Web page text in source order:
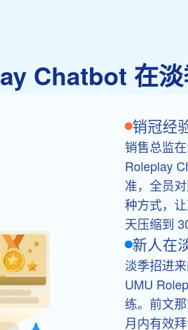
Chatbot 在
销冠经
销售总监
Roleplay
准，全员
种方式，
天压缩到
新人在
淡季招进
UMU
练。前文
月内有效